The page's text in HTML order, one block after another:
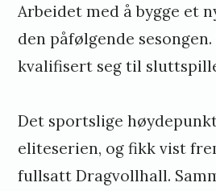
Arbeidet med å bygge et
den påfølgende
kvalifisert seg til
Det sportslige
eliteserien, og fikk vist
fullsatt Dragvollhall.